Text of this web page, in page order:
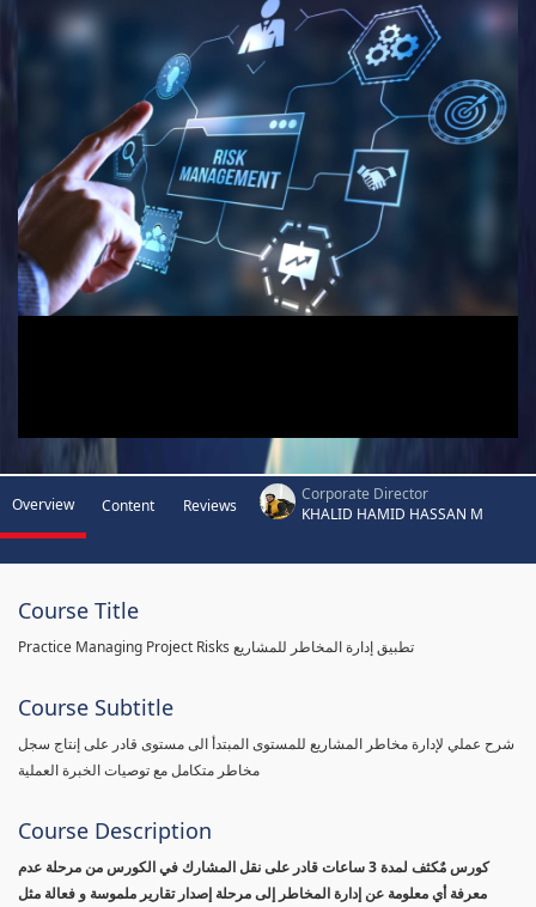
Overview Content Reviews
Corporate Director
KHALID HAMID HASSAN M
Course Title
Practice Managing Project Risks تطبيق إدارة المخاطر للمشاريع
Course Subtitle
شرح عملي لإدارة مخاطر المشاريع للمستوى المبتدأ الى مستوى قادر على إنتاج سجل
مخاطر متكامل مع توصيات الخبرة العملية
Course Description
كورس مٌكثف لمدة 3 ساعات قادر على نقل المشارك في الكورس من مرحلة عدم
معرفة أي معلومة عن إدارة المخاطر إلى مرحلة إصدار تقارير ملموسة و فعالة مثل